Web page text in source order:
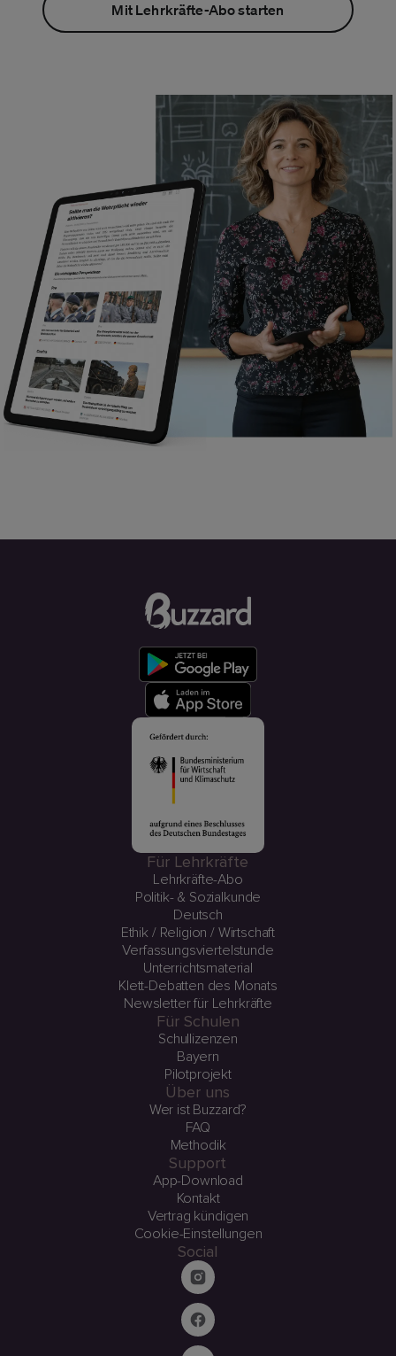
Mit Lehrkräfte-Abo starten
Für Lehrkräfte
Lehrkräfte-Abo
Politik- & Sozialkunde
Deutsch
Ethik / Religion / Wirtschaft
Verfassungsviertelstunde
Unterrichtsmaterial
Klett-Debatten des Monats
Newsletter für Lehrkräfte
Für Schulen
Schullizenzen
Bayern
Pilotprojekt
Über uns
Wer ist Buzzard?
FAQ
Methodik
Support
App-Download
Kontakt
Vertrag kündigen
Cookie-Einstellungen
Social